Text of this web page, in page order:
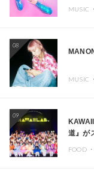
MUSIC
08
MUSIC
09
道』が
FOOD ・